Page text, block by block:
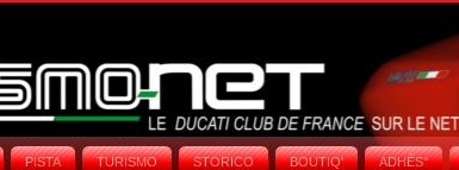
PISTA TURISMO STORICO BOUTIQ' ADHÉS°